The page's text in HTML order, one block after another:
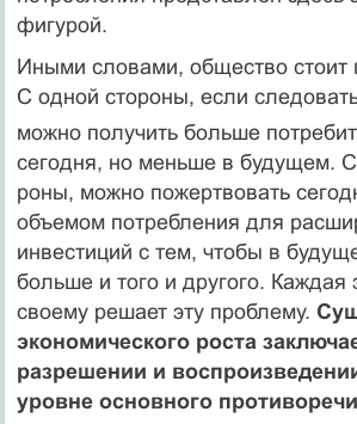
фигурой.
Иными словами, общество стоит
С одной стороны, если
можно получить больше
сегодня, но меньше в будущем.
роны, можно пожертвовать
объемом потреб­ления для
инвестиций с тем, чтобы в
больше и того и другого. Каждая
своему решает эту проблему.
экономического роста
разрешении и
уровне основного